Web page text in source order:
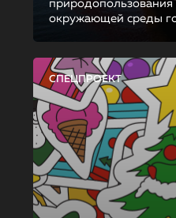
природопользования
окружающей среды
СПЕЦПРОЕКТ